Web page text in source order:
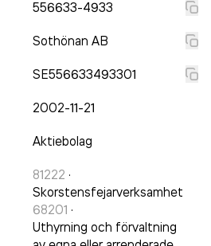
556633-4933
Sothönan AB
SE556633493301
2002-11-21
Aktiebolag
81222 ·
Skorstensfejarverksamhet
68201 ·
Uthyrning och förvaltning